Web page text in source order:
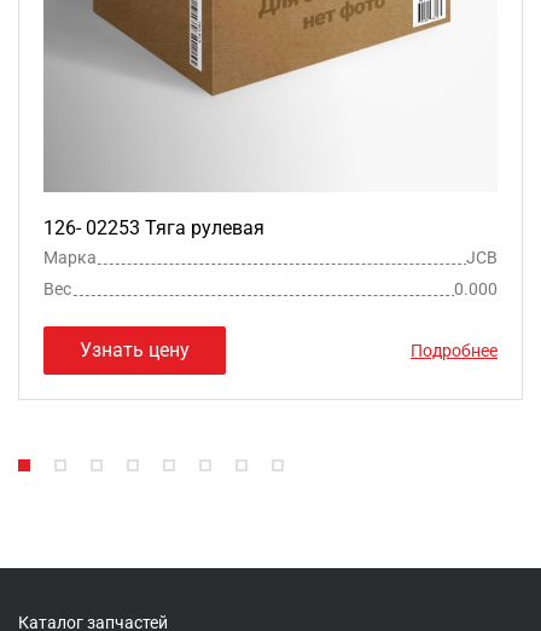
126- 02253 Тяга рулевая
Марка
JCB
Вес
0.000
Узнать цену Подробнее
Каталог запчастей